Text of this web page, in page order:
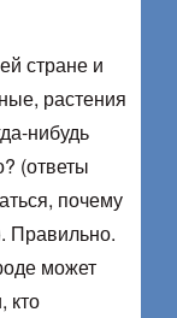
стране и
растения
нибудь
(ответы
почему
Правильно.
может
кто